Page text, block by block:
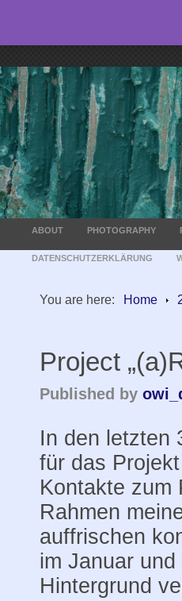
ABOUT PHOTOGRAPHY
DATENSCHUTZERKLÄRUNG
You are here: Home
Project
Published by
In den letzten
für das
Kontakte zum
Rahmen
auffrischen
im Januar
Hintergrund